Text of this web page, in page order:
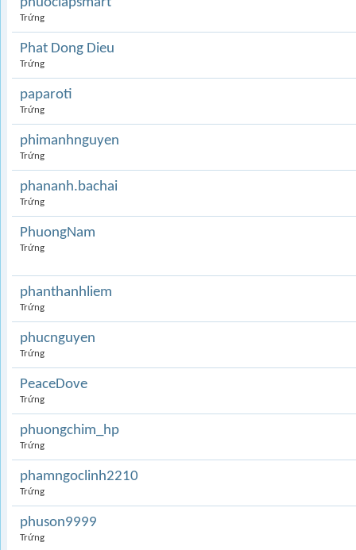
Trứng
Phat Dong Dieu
Trứng
paparoti
Trứng
phimanhnguyen
Trứng
phananh.bachai
Trứng
PhuongNam
Trứng
phanthanhliem
Trứng
phucnguyen
Trứng
PeaceDove
Trứng
phuongchim_hp
Trứng
phamngoclinh2210
Trứng
phuson9999
Trứng